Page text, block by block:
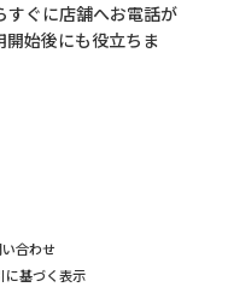
すぐに店舗へお電話が
開始後にも役立ちま
合わせ
に基づく表示